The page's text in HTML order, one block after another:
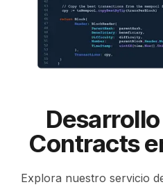
Contracts
Explora nuestro servicio